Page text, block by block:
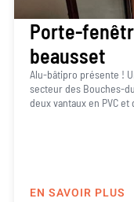
Porte-
beausset
Alu-bâtipro présente !
secteur des Bouches-
deux vantaux en PVC
EN SAVOIR PLUS